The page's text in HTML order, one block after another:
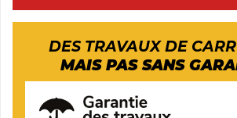
DES TRAVAUX DE
MAIS PAS SANS